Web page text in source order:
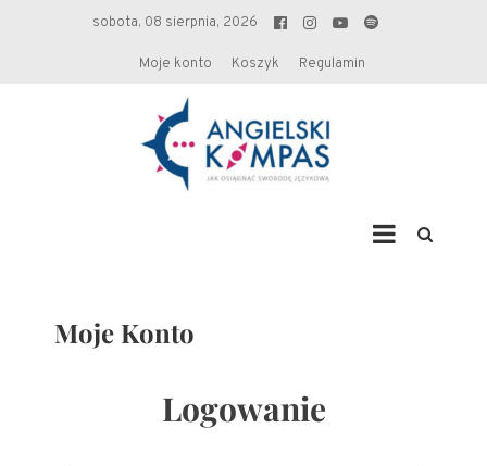
sobota, 08 sierpnia, 2026
Moje konto Koszyk Regulamin
Moje Konto
Logowanie